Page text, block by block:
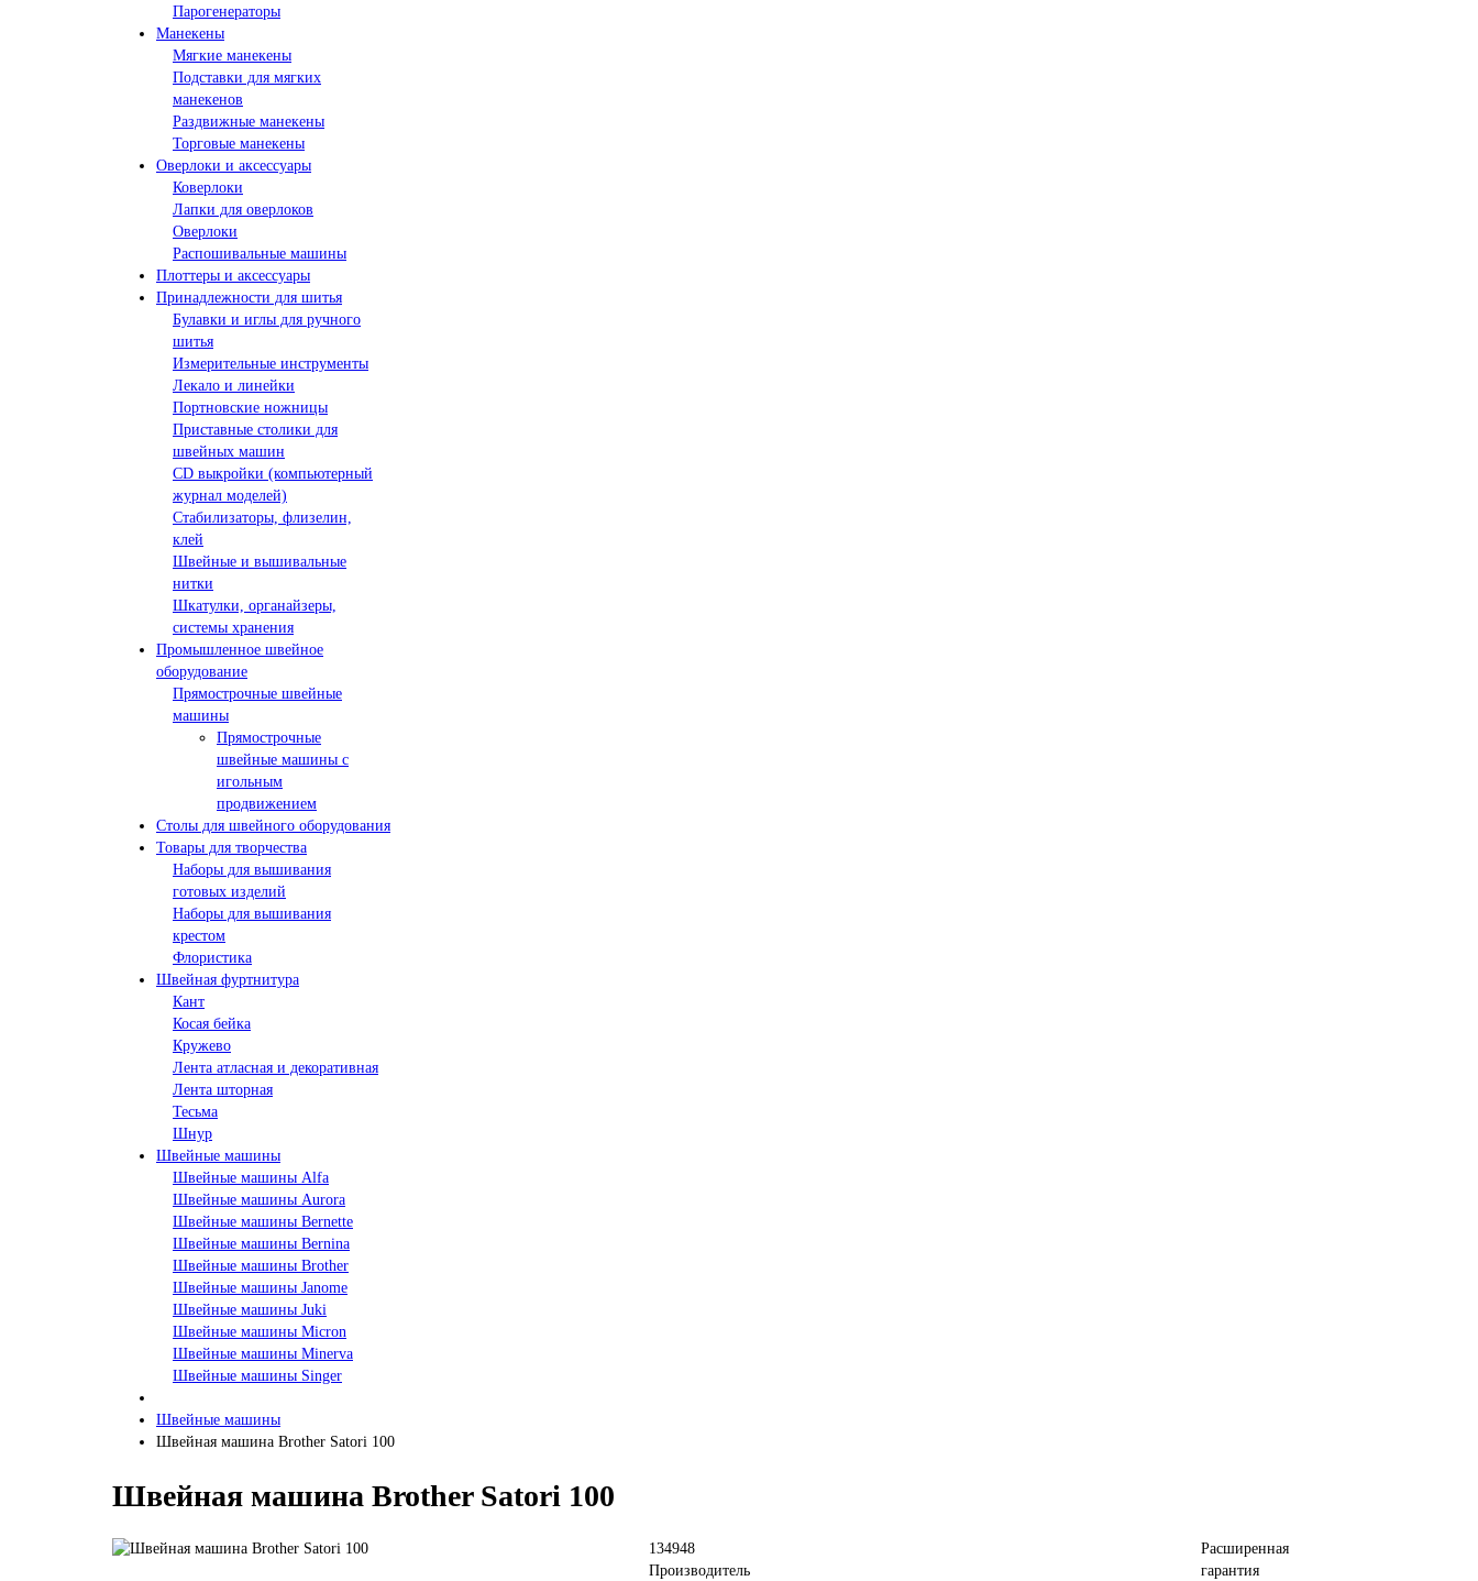
Парогенераторы
Манекены
Мягкие манекены
Подставки для мягких
манекенов
Раздвижные манекены
Торговые манекены
Оверлоки и аксессуары
Коверлоки
Лапки для оверлоков
Оверлоки
Распошивальные машины
Плоттеры и аксессуары
Принадлежности для шитья
Булавки и иглы для ручного
шитья
Измерительные инструменты
Лекало и линейки
Портновские ножницы
Приставные столики для
швейных машин
СD выкройки (компьютерный
журнал моделей)
Стабилизаторы, флизелин,
клей
Швейные и вышивальные
нитки
Шкатулки, органайзеры,
системы хранения
Промышленное швейное
оборудование
Прямострочные швейные
машины
Прямострочные
швейные машины с
игольным
продвижением
Столы для швейного оборудования
Товары для творчества
Наборы для вышивания
готовых изделий
Наборы для вышивания
крестом
Флористика
Швейная фуртнитура
Кант
Косая бейка
Кружево
Лента aтласная и декоративная
Лента шторная
Тесьма
Шнур
Швейные машины
Швейные машины Alfa
Швейные машины Aurora
Швейные машины Bernette
Швейные машины Bernina
Швейные машины Brother
Швейные машины Janome
Швейные машины Juki
Швейные машины Micron
Швейные машины Minerva
Швейные машины Singer
Швейные машины
Швейная машина Brother Satori 100
Швейная машина Brother Satori 100
134948
Производитель
Расширенная
гарантия